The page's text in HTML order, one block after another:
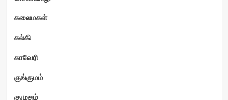
கலைமகள்
கல்கி
காவேரி
குங்குமம்
குமுதம்